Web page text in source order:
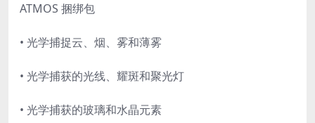
ATMOS 捆绑包
• 光学捕捉云、烟、雾和薄雾
• 光学捕获的光线、耀斑和聚光灯
• 光学捕获的玻璃和水晶元素